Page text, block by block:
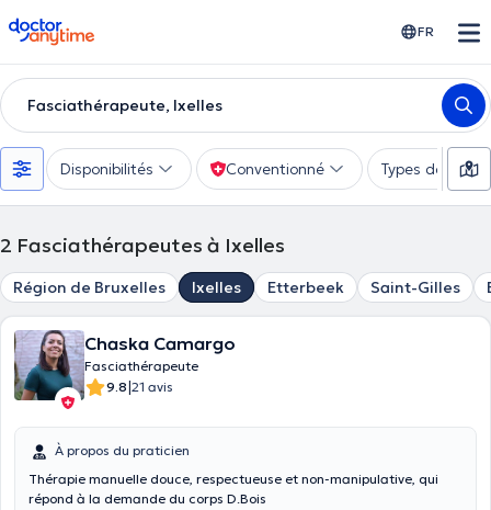
doctoranytime FR
Fasciathérapeute, Ixelles
Disponibilités Conventionné Types de
2 Fasciathérapeutes à Ixelles
Région de Bruxelles Ixelles Etterbeek Saint-Gilles
Chaska Camargo
Fasciathérapeute
9.8|21 avis
À propos du praticien
Thérapie manuelle douce, respectueuse et non-manipulative, qui
répond à la demande du corps D.Bois